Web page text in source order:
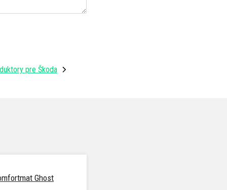
pre Škoda
Ghost